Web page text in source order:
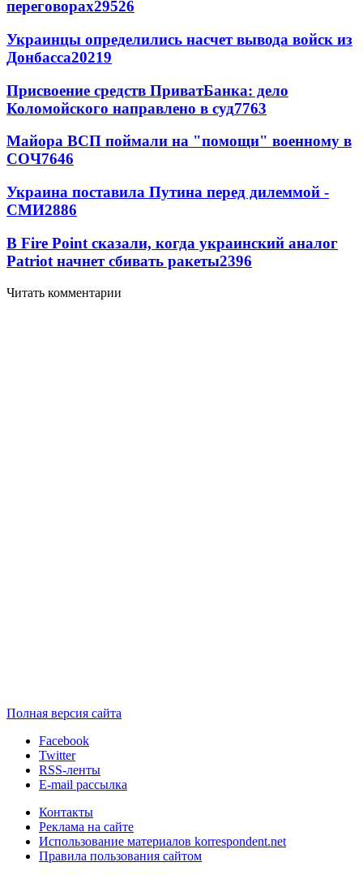
переговорах29526
Украинцы определились насчет вывода войск из
Донбасса20219
Присвоение средств ПриватБанка: дело
Коломойского направлено в суд7763
Майора ВСП поймали на "помощи" военному в
СОЧ7646
Украина поставила Путина перед дилеммой -
СМИ2886
В Fire Point сказали, когда украинский аналог
Patriot начнет сбивать ракеты2396
Читать комментарии
Полная версия сайта
Facebook
Twitter
RSS-ленты
E-mail рассылка
Контакты
Реклама на сайте
Использование материалов korrespondent.net
Правила пользования сайтом